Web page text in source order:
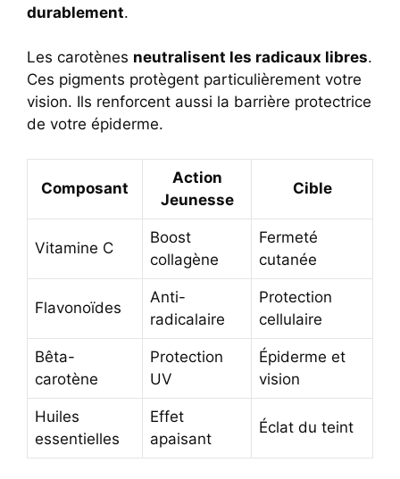
durablement.
Les carotènes neutralisent les radicaux libres.
Ces pigments protègent particulièrement votre
vision. Ils renforcent aussi la barrière protectrice
de votre épiderme.
Composant
Action
Jeunesse
Cible
Vitamine C
Boost
collagène
Fermeté
cutanée
Flavonoïdes
Anti-
radicalaire
Protection
cellulaire
Bêta-
carotène
Protection
UV
Épiderme et
vision
Huiles
essentielles
Effet
apaisant
Éclat du teint